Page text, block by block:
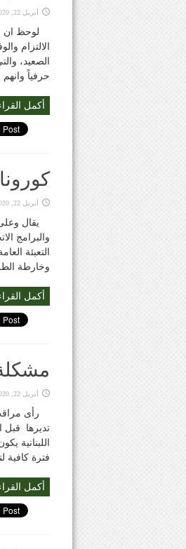
أبريل 22, 2020
لوحظ ان
الالتزام
الصعيد،
حرفياً
أكمل
أبريل 22, 2020
يقال
والبرامج
التعبئة
وخارطة
أكمل
مشكلة
أبريل 22, 2020
رأى
تديرها قبل
اللبنانية
فترة
أكمل